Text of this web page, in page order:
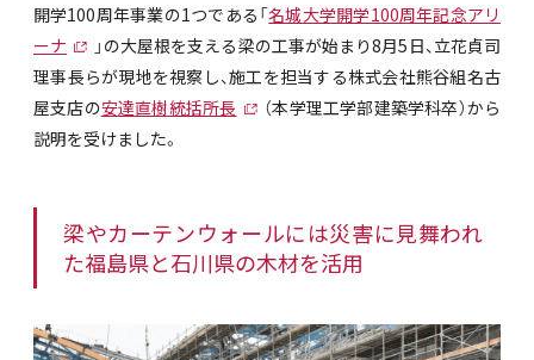
開学100周年事業の1つである「名城大学開学100周年記念アリ
ーナ
」の大屋根を支える梁の工事が始まり8月5日、立花貞司
理事長らが現地を視察し、施工を担当する株式会社熊谷組名古
屋支店の安達直樹統括所長
（本学理工学部建築学科卒）から
説明を受けました。
梁やカーテンウォールには災害に見舞われ
た福島県と石川県の木材を活用